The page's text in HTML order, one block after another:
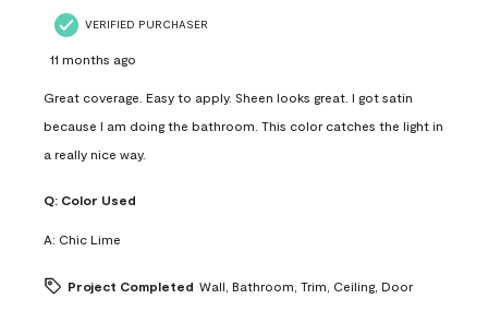
VERIFIED PURCHASER
11 months ago
Great coverage. Easy to apply. Sheen looks great. I got satin
because I am doing the bathroom. This color catches the light in
a really nice way.
Q: Color Used
A: Chic Lime
Project Completed Wall, Bathroom, Trim, Ceiling, Door